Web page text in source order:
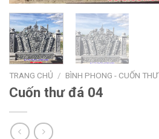
TRANG CHỦ / BÌNH PHONG - CUỐN THƯ
Cuốn thư đá 04